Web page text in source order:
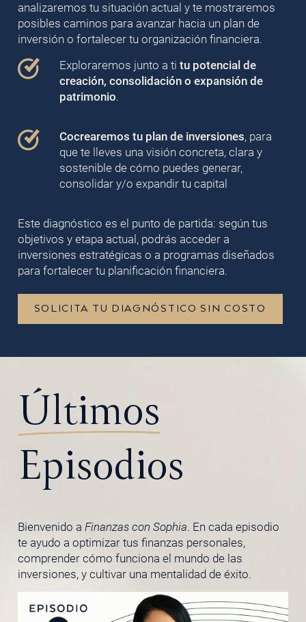
analizaremos tu situación actual y te mostraremos
posibles caminos para avanzar hacia un plan de
inversión o fortalecer tu organización financiera.
Exploraremos junto a ti tu potencial de
creación, consolidación o expansión de
patrimonio.
Cocrearemos tu plan de inversiones, para
que te lleves una visión concreta, clara y
sostenible de cómo puedes generar,
consolidar y/o expandir tu capital
Este diagnóstico es el punto de partida: según tus
objetivos y etapa actual, podrás acceder a
inversiones estratégicas o a programas diseñados
para fortalecer tu planificación financiera.
SOLICITA TU DIAGNÓSTICO SIN COSTO
Últimos
Episodios
Bienvenido a Finanzas con Sophia. En cada episodio
te ayudo a optimizar tus finanzas personales,
comprender cómo funciona el mundo de las
inversiones, y cultivar una mentalidad de éxito.